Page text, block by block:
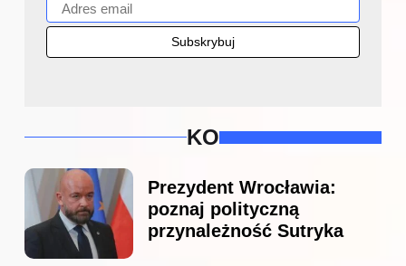
KO
Prezydent Wrocławia:
poznaj polityczną
przynależność Sutryka